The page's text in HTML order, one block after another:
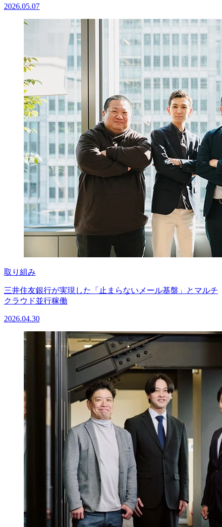
2026.05.07
取り組み
三井住友銀行が実現した「止まらないメール基盤」とマルチ
クラウド並行稼働
2026.04.30